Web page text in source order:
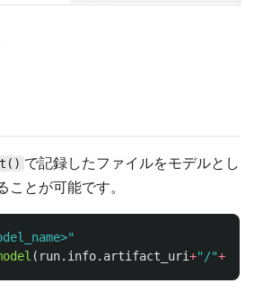
で記録したファイルをモデルとし
とが可能です。
"
( run. info. artifact_uri+" /"+